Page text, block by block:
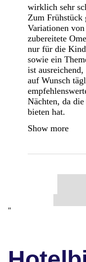
wirklich sehr
Zum Frühstück
Variationen
zubereitete
nur für die
sowie ein
ist
auf Wunsch
Nächten, da
bieten hat.
Show more
"